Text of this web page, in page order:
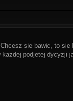
sie bawic, to sie
podjetej dycyzji